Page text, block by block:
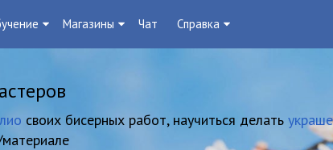
Магазины Чат Справка
своих бисерных работ, научиться делать